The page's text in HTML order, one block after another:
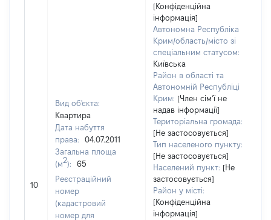
10
Вид об'єкта:
Квартира
Дата набуття
права:
04.07.2011
Загальна площа
(м2):
65
Реєстраційний
номер
(кадастровий
номер для
[Конфіденційна
інформація]
Автономна Республіка
Крим/область/місто зі
спеціальним статусом:
Київська
Район в області та
Автономній Республіці
Крим: [Член сімʼї не
надав інформації]
Територіальна громада:
[Не застосовується]
Тип населеного пункту:
[Не застосовується]
Населений пункт: [Не
застосовується]
Район у місті:
[Конфіденційна
інформація]